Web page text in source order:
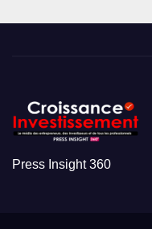
Press Insight 360